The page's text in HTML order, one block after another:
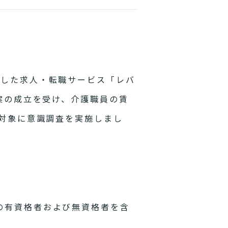
た求人・転職サービス「レバ
成立を受け、介護職員の賃
に意識調査を実施しまし
資格者および無資格者を含